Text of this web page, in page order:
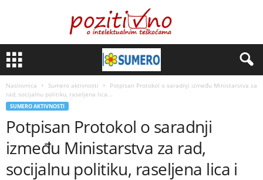
Naslovnica Sumero aktivnosti
Potpisan Protokol o saradnji između Ministarstva za
rad, socijalnu politiku, raseljena lica...
SUMERO AKTIVNOSTI
Potpisan Protokol o saradnji
između Ministarstva za rad,
socijalnu politiku, raseljena lica i